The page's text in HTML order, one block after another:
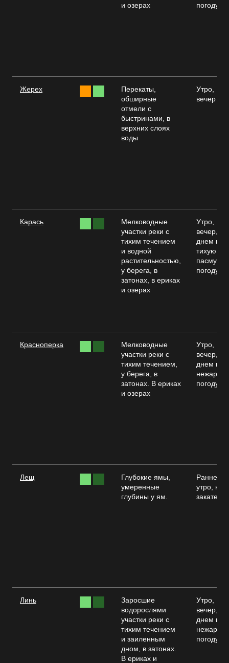
и озерах погоду
Жерех
Перекаты,
обширные
отмели с
быстринами, в
верхних слоях
воды
Утро,
вечер
Карась
Мелководные
участки реки с
тихим течением
и водной
растительностью,
у берега, в
затонах, в ериках
и озерах
Утро,
вечер,
днем в
тихую и
погоду
Красноперка
Мелководные
участки реки с
тихим течением,
у берега, в
затонах. В ериках
и озерах
Утро,
вечер,
днем в
погоду
Лещ
Глубокие ямы,
умеренные
глубины у ям.
Раннее
утро, на
закате.
Линь
Заросшие
водорослями
участки реки с
тихим течением
и заиленным
дном, в затонах.
В ериках и
Утро,
вечер,
днем в
погоду